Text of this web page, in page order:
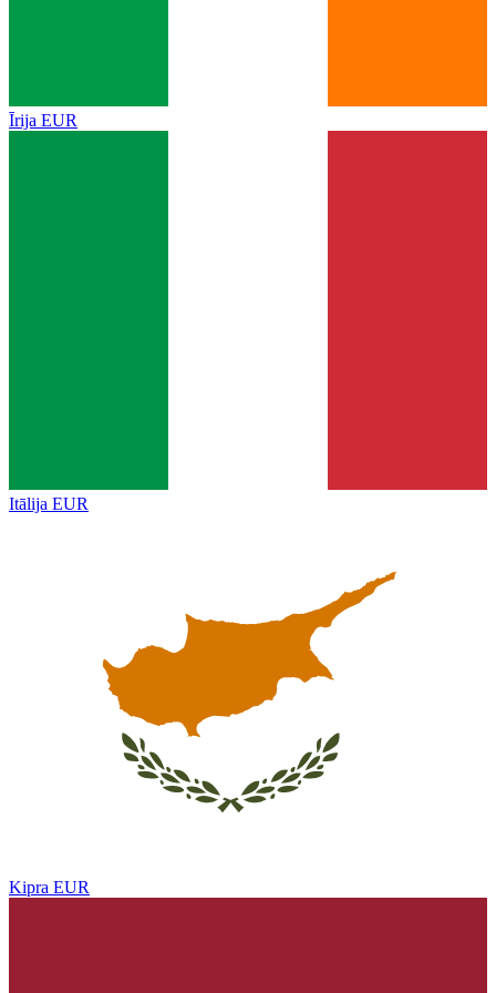
Īrija EUR
Itālija EUR
Kipra EUR